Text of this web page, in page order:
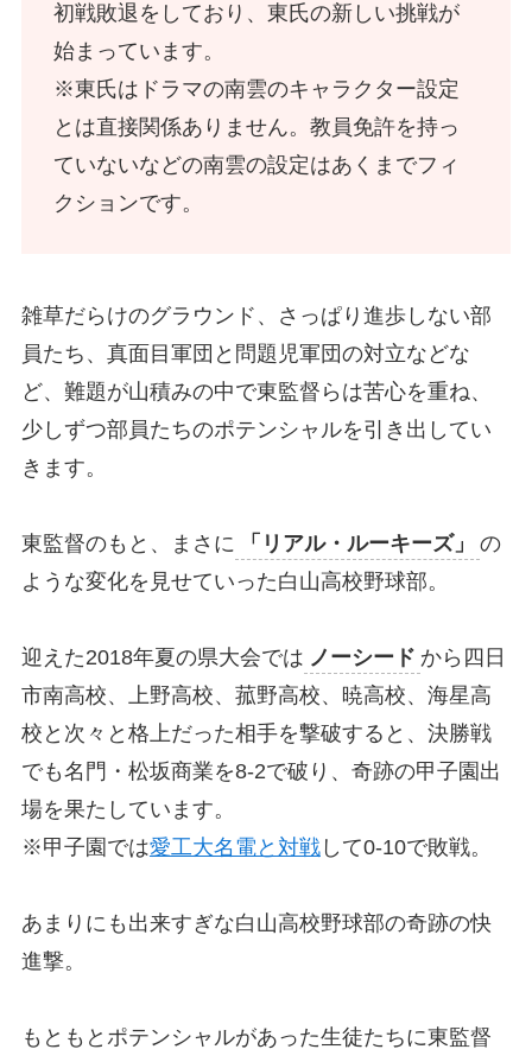
初戦敗退をしており、東氏の新しい挑戦が
始まっています。
※東氏はドラマの南雲のキャラクター設定
とは直接関係ありません。教員免許を持っ
ていないなどの南雲の設定はあくまでフィ
クションです。
雑草だらけのグラウンド、さっぱり進歩しない部
員たち、真面目軍団と問題児軍団の対立などな
ど、難題が山積みの中で東監督らは苦心を重ね、
少しずつ部員たちのポテンシャルを引き出してい
きます。
東監督のもと、まさに 「リアル・ルーキーズ」
の
ような変化を見せていった白山高校野球部。
迎えた2018年夏の県大会では ノーシード から四日
市南高校、上野高校、菰野高校、暁高校、海星高
校と次々と格上だった相手を撃破すると、決勝戦
でも名門・松坂商業を8-2で破り、奇跡の甲子園出
場を果たしています。
※甲子園では愛工大名電と対戦して0-10で敗戦。
あまりにも出来すぎな白山高校野球部の奇跡の快
進撃。
もともとポテンシャルがあった生徒たちに東監督